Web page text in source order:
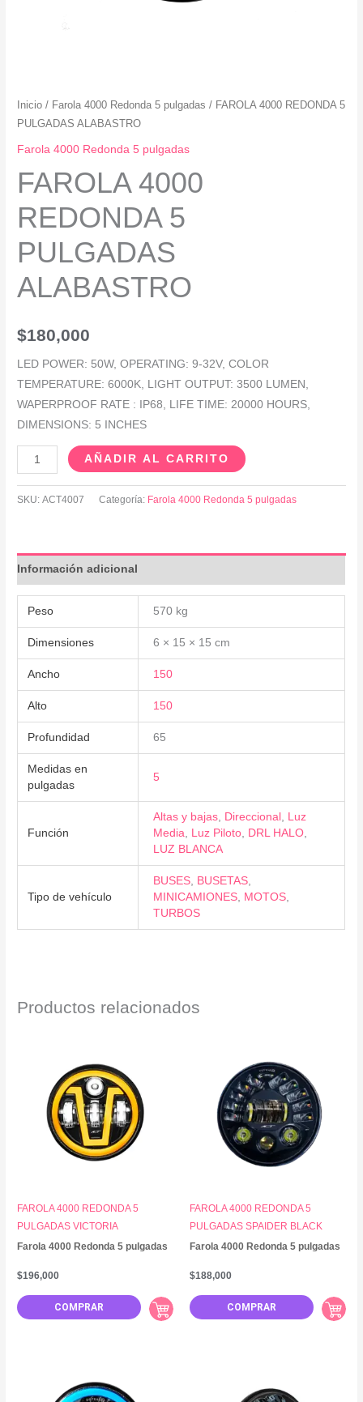
Inicio / Farola 4000 Redonda 5 pulgadas / FAROLA 4000 REDONDA 5
PULGADAS ALABASTRO
Farola 4000 Redonda 5 pulgadas
FAROLA 4000
REDONDA 5
PULGADAS
ALABASTRO
$180,000
LED POWER: 50W, OPERATING: 9-32V, COLOR
TEMPERATURE: 6000K, LIGHT OUTPUT: 3500 LUMEN,
WAPERPROOF RATE : IP68, LIFE TIME: 20000 HOURS,
DIMENSIONS: 5 INCHES
AÑADIR AL CARRITO
SKU:ACT4007 Categoría: Farola 4000 Redonda 5 pulgadas
Información adicional
Peso 570 kg
Dimensiones 6 × 15 × 15 cm
Ancho 150
Alto 150
Profundidad 65
Medidas en
pulgadas
5
Función
Altas y bajas, Direccional , Luz
Media, Luz Piloto, DRL HALO,
LUZ BLANCA
Tipo de vehículo
BUSES, BUSETAS,
MINICAMIONES, MOTOS,
TURBOS
Productos relacionados
Farola 4000 Redonda 5 pulgadas
FAROLA 4000 REDONDA 5
PULGADAS VICTORIA
COMPRAR
$196,000
Farola 4000 Redonda 5 pulgadas
FAROLA 4000 REDONDA 5
PULGADAS SPAIDER BLACK
COMPRAR
$188,000